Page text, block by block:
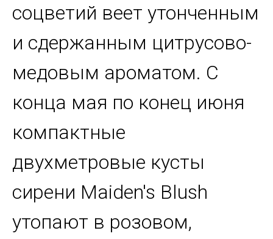
соцветий веет утонченным
и сдержанным цитрусово-
медовым ароматом. С
конца мая по конец июня
компактные
двухметровые кусты
сирени Maiden's Blush
утопают в розовом,